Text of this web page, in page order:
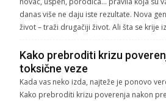
danas više ne daju iste rezultate. Nova
život – traži drugačiji život. Ali šta se krije
Kako prebroditi krizu
toksične veze
Kada vas neko izda, najteže je ponovo
Kako prebroditi krizu poverenja nakon